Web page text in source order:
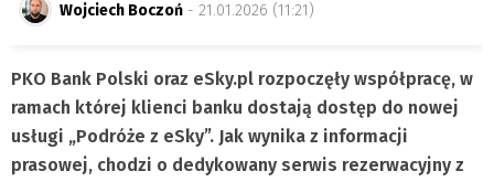
Wojciech Boczoń - 21.01.2026 (11:21)
PKO Bank Polski oraz eSky.pl rozpoczęły współpracę, w
ramach której klienci banku dostają dostęp do nowej
usługi „Podróże z eSky”. Jak wynika z informacji
prasowej, chodzi o dedykowany serwis rezerwacyjny z